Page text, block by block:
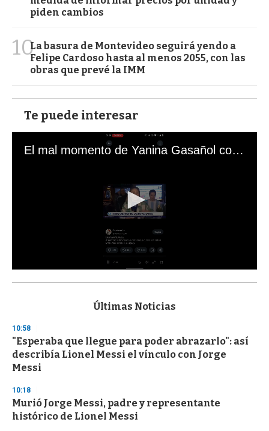
piden cambios
10La basura de Montevideo seguirá yendo a
Felipe Cardoso hasta al menos 2055, con las
obras que prevé la IMM
Te puede interesar
El mal momento de Yanina Gasañol con un hincha argentino en "Subrayado"
s
d
s
o
f
3
s
e
c
o
Últimas Noticias
10:58
"Esperaba que llegue para poder abrazarlo": así
describía Lionel Messi el vínculo con Jorge
Messi
10:18
Murió Jorge Messi, padre y representante
histórico de Lionel Messi